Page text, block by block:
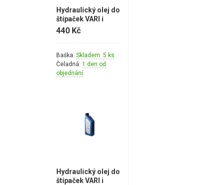
Hydraulický olej do
štípaček VARI i
dalších značek OT-
440 Kč
Baška: Skladem 5 ks
Čeladná: 1 den od
objednání
Hydraulický olej do
štípaček VARI i